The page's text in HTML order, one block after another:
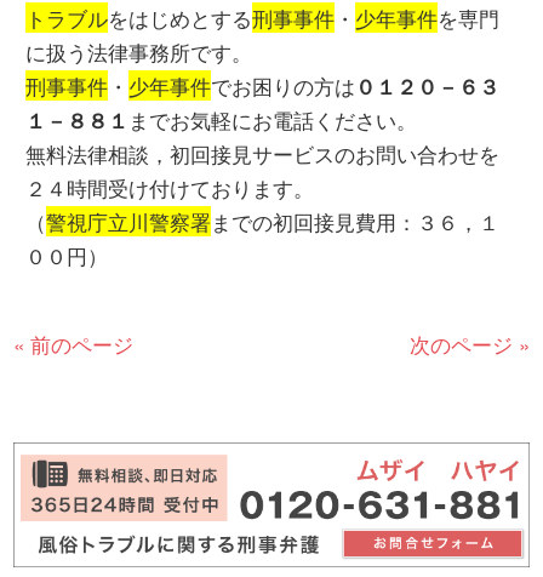
トラブルをはじめとする刑事事件 ・ 少年事件を専門
に扱う法律事務所です。
刑事事件 ・ 少年事件でお困りの方は ０１２０－６３
１－８８１ までお気軽にお電話ください。
無料法律相談，初回接見サービスのお問い合わせを
２４時間受け付けております。
（警視庁立川警察署までの初回接見費用：３６，１
００円）
« 前のページ 次のページ »